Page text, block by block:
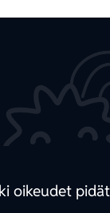
oikeudet